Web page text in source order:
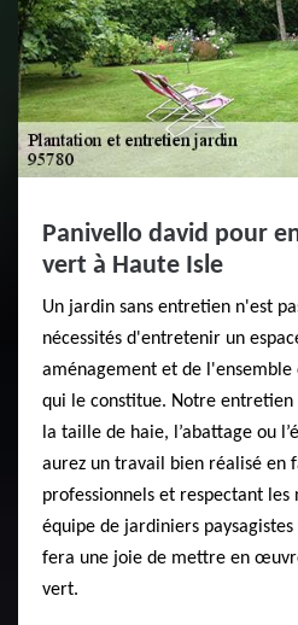
Panivello david pour
vert à Haute Isle
Un jardin sans entretien n'est
nécessités d'entretenir un
aménagement et de
qui le constitue. Notre
la taille de haie, l’abattage ou
aurez un travail bien réalisé en
professionnels et respectant
équipe de jardiniers
fera une joie de mettre en
vert.